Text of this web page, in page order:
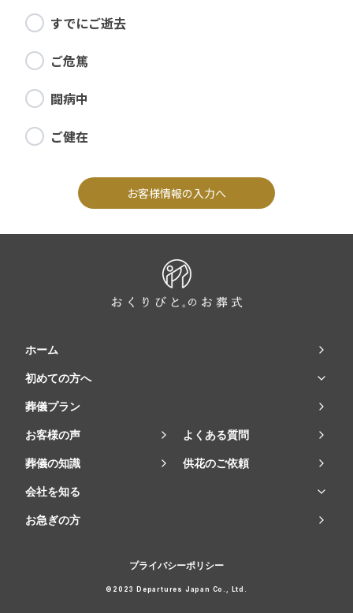
すでにご逝去
ご危篤
闘病中
ご健在
お客様情報の入力へ
ホーム
初めての方へ
葬儀プラン
お客様の声 よくある質問
葬儀の知識 供花のご依頼
会社を知る
お急ぎの方
プライバシーポリシー
©2023 Departures Japan Co., Ltd.